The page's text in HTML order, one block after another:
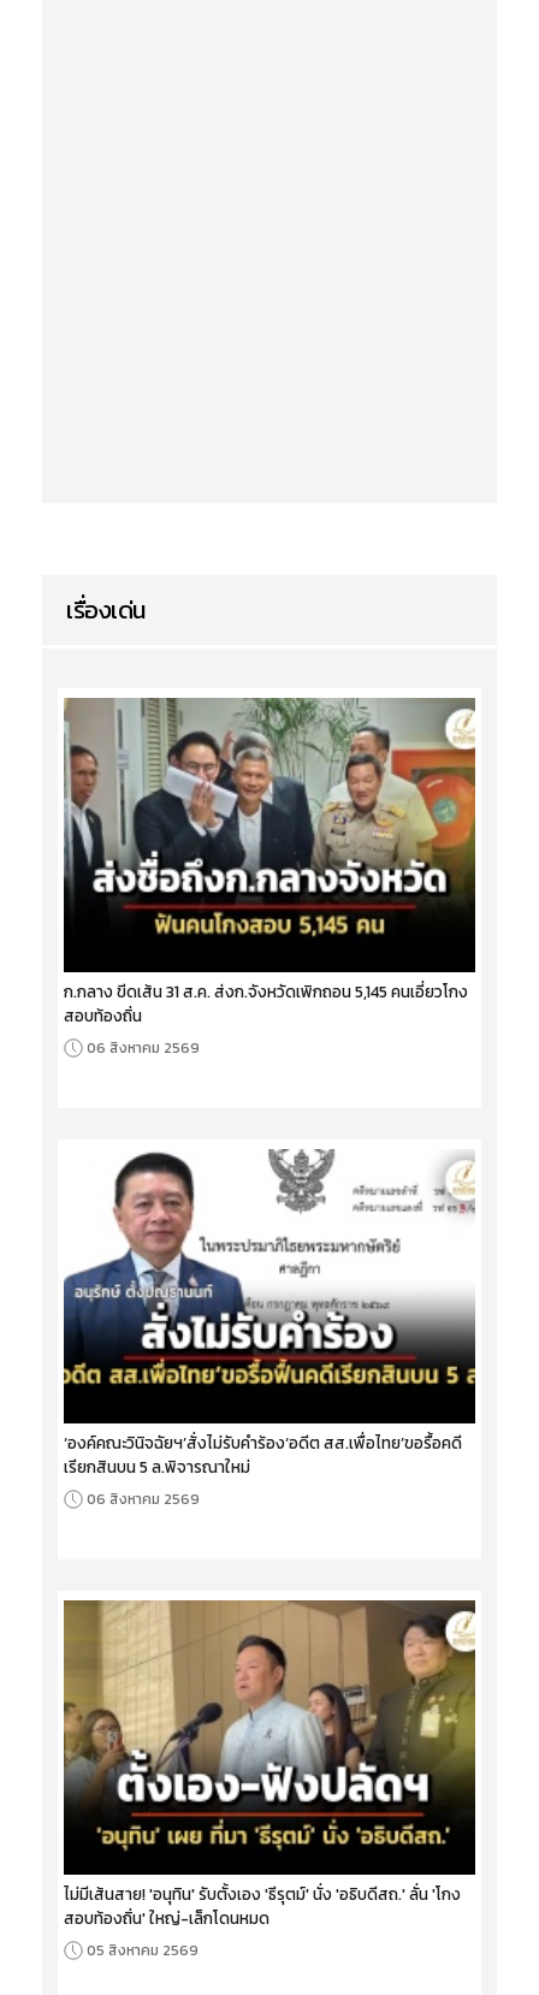
เรื่องเด่น
ก.กลาง ขีดเส้น 31 ส.ค. ส่งก.จังหวัดเพิกถอน 5,145 คนเอี่ยวโกง
สอบท้องถิ่น
06 สิงหาคม 2569
‘องค์คณะวินิจฉัยฯ’สั่งไม่รับคำร้อง‘อดีต สส.เพื่อไทย’ขอรื้อคดี
เรียกสินบน 5 ล.พิจารณาใหม่
06 สิงหาคม 2569
ไม่มีเส้นสาย! 'อนุทิน' รับตั้งเอง 'ธีรุตม์' นั่ง 'อธิบดีสถ.' ลั่น 'โกง
สอบท้องถิ่น' ใหญ่-เล็กโดนหมด
05 สิงหาคม 2569